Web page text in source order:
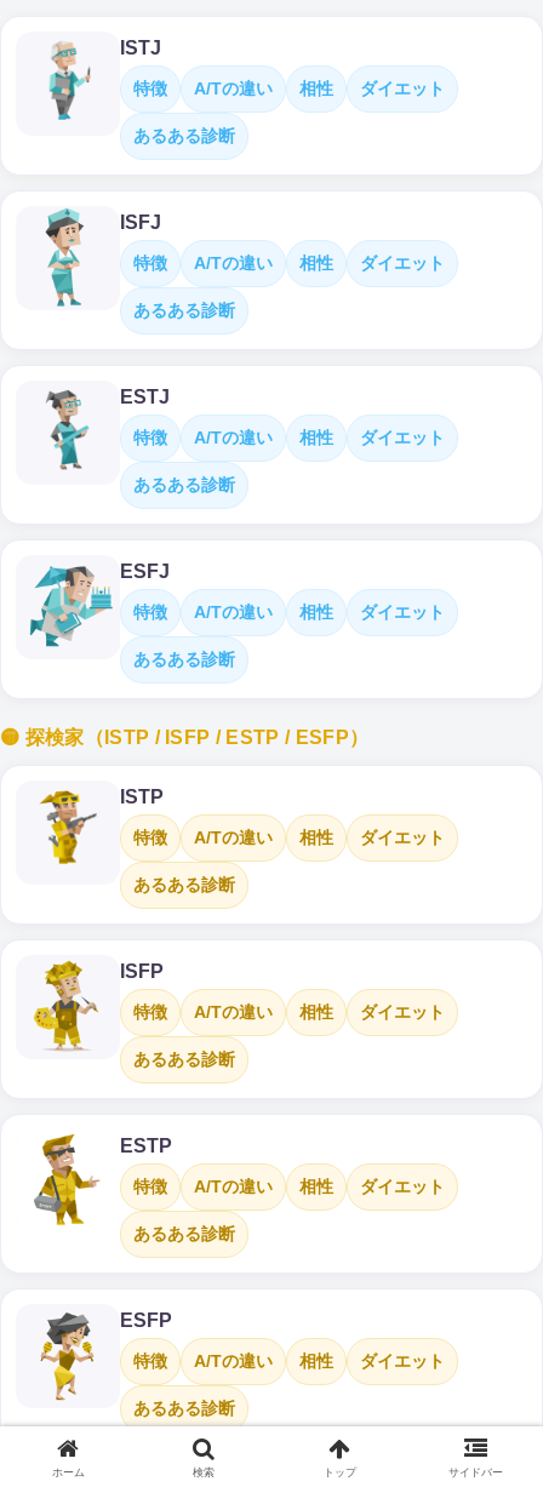
ISTJ
特徴 A/Tの違い 相性 ダイエット
あるある診断
ISFJ
特徴 A/Tの違い 相性 ダイエット
あるある診断
ESTJ
特徴 A/Tの違い 相性 ダイエット
あるある診断
ESFJ
特徴 A/Tの違い 相性 ダイエット
あるある診断
🟡 探検家（ISTP / ISFP / ESTP / ESFP）
ISTP
特徴 A/Tの違い 相性 ダイエット
あるある診断
ISFP
特徴 A/Tの違い 相性 ダイエット
あるある診断
ESTP
特徴 A/Tの違い 相性 ダイエット
あるある診断
ESFP
特徴 A/Tの違い 相性 ダイエット
あるある診断
ホーム 検索 トップ サイドバー